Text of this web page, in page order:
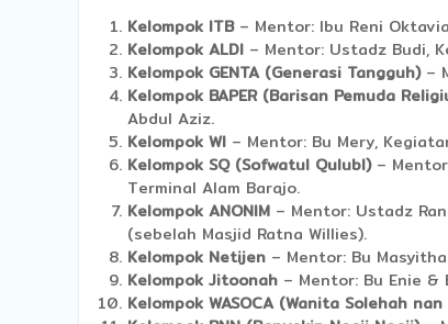
Kelompok ITB– Mentor: Ibu Reni
Kelompok ALDI – Mentor: Ustadz Budi,
Kelompok GENTA (Generasi Tangguh)–
Kelompok BAPER (Barisan Pemuda
Abdul Aziz.
Kelompok WI – Mentor: Bu Mery,
Kelompok SQ (Sofwatul Qulubl)–
Terminal Alam Barajo.
Kelompok ANONIM – Mentor: Ustadz
(sebelah Masjid Ratna Willies).
Kelompok Netijen – Mentor: Bu
Kelompok Jitoonah – Mentor: Bu Enie
Kelompok WASOCA (Wanita Solehah